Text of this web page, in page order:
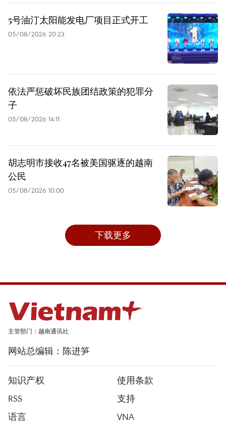
5号油汀太阳能发电厂项目正式开工
05/08/2026 20:23
依法严惩破坏民族团结政策的犯罪分
子
05/08/2026 14:11
胡志明市接收47名被美国驱逐的越南
公民
05/08/2026 10:00
下载更多
主管部门：越南通讯社
网站总编辑：陈进笋
知识产权
使用条款
RSS
支持
语言
VNA